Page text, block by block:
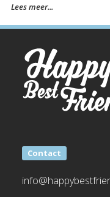
Lees meer...
Contact